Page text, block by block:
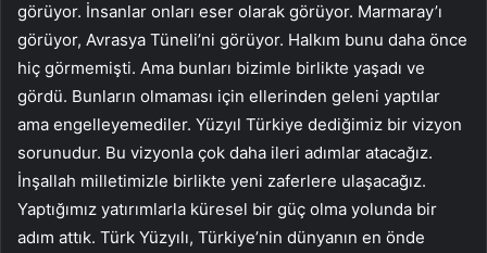
görüyor. İnsanlar onları eser olarak görüyor. Marmaray’ı
görüyor, Avrasya Tüneli’ni görüyor. Halkım bunu daha önce
hiç görmemişti. Ama bunları bizimle birlikte yaşadı ve
gördü. Bunların olmaması için ellerinden geleni yaptılar
ama engelleyemediler. Yüzyıl Türkiye dediğimiz bir vizyon
sorunudur. Bu vizyonla çok daha ileri adımlar atacağız.
İnşallah milletimizle birlikte yeni zaferlere ulaşacağız.
Yaptığımız yatırımlarla küresel bir güç olma yolunda bir
adım attık. Türk Yüzyılı, Türkiye’nin dünyanın en önde